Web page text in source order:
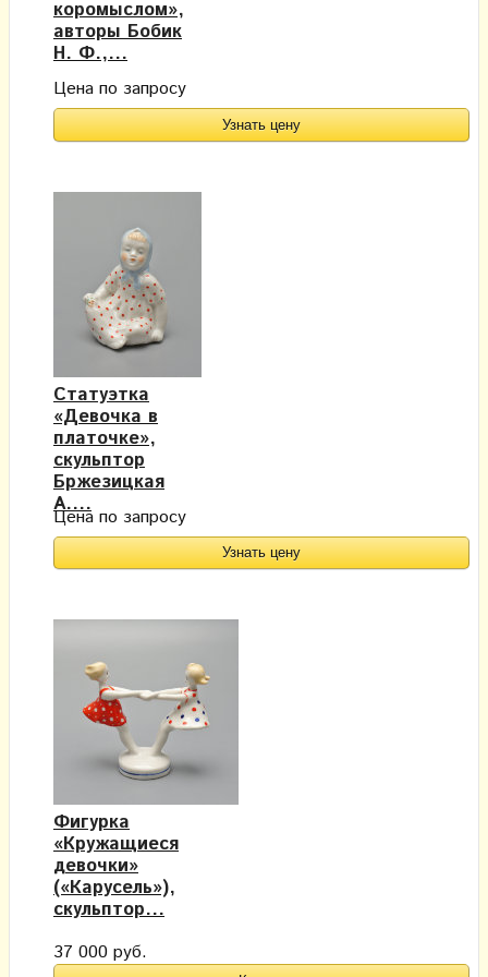
коромыслом»,
авторы Бобик
Н. Ф.,...
Цена по запросу
Узнать цену
Статуэтка
«Девочка в
платочке»,
скульптор
Бржезицкая
А....
Цена по запросу
Узнать цену
Фигурка
«Кружащиеся
девочки»
(«Карусель»),
скульптор...
37 000 руб.